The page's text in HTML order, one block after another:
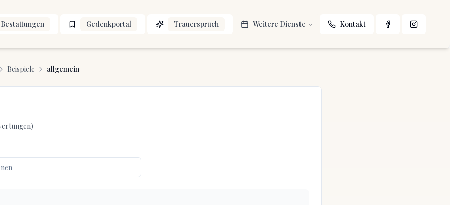
Bestattungen Gedenkportal Trauerspruch Weitere Dienste Kontakt
Beispiele allgemein